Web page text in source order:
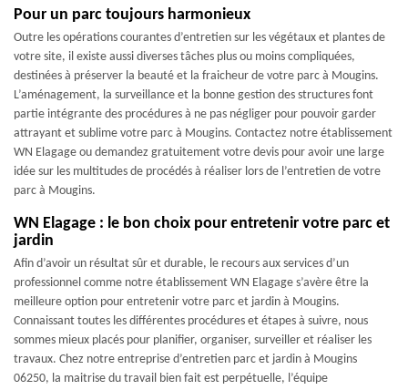
Pour un parc toujours harmonieux
Outre les opérations courantes d’entretien sur les végétaux et plantes de
votre site, il existe aussi diverses tâches plus ou moins compliquées,
destinées à préserver la beauté et la fraicheur de votre parc à Mougins.
L’aménagement, la surveillance et la bonne gestion des structures font
partie intégrante des procédures à ne pas négliger pour pouvoir garder
attrayant et sublime votre parc à Mougins. Contactez notre établissement
WN Elagage ou demandez gratuitement votre devis pour avoir une large
idée sur les multitudes de procédés à réaliser lors de l’entretien de votre
parc à Mougins.
WN Elagage : le bon choix pour entretenir votre parc et
jardin
Afin d’avoir un résultat sûr et durable, le recours aux services d’un
professionnel comme notre établissement WN Elagage s’avère être la
meilleure option pour entretenir votre parc et jardin à Mougins.
Connaissant toutes les différentes procédures et étapes à suivre, nous
sommes mieux placés pour planifier, organiser, surveiller et réaliser les
travaux. Chez notre entreprise d’entretien parc et jardin à Mougins
06250, la maitrise du travail bien fait est perpétuelle, l’équipe